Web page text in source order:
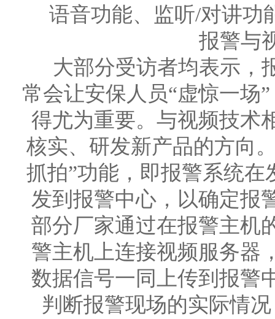
语音功能、监听/对讲功
报警与
大部分受访者均表示，
常会让安保人员“虚惊一场
得尤为重要。与视频技术
核实、研发新产品的方向
抓拍”功能，即报警系统
发到报警中心，以确定报
部分厂家通过在报警主机
警主机上连接视频服务器
数据信号一同上传到报警
判断报警现场的实际情